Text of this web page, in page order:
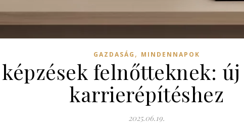
GAZDASÁG , MINDENNAPOK
felnőtteknek:
karrierépítéshez
2025.06.19.